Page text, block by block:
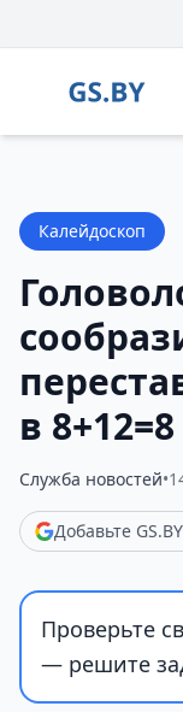
Калейдоскоп
в 8+12=8
Служба новостей•
Добавьте
Проверьте
— решите